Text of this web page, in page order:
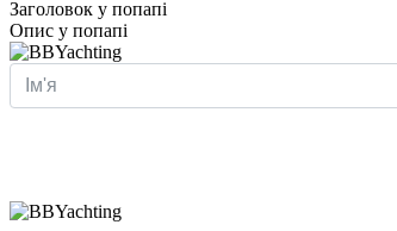
Заголовок у попапі
Опис у попапі